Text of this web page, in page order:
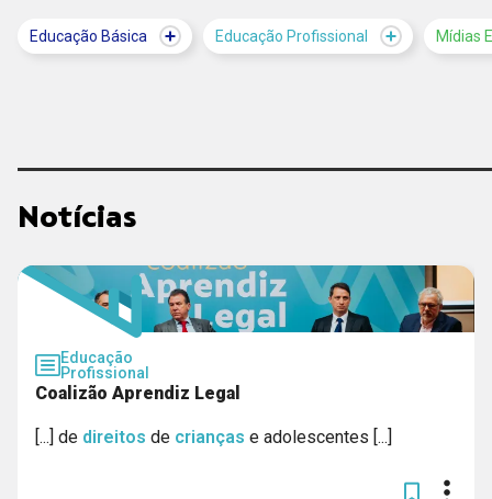
CIEE - MG
GERAR
Educação Básica Educação Profissional Mídias
Notícias
Educação
Profissional
Coalizão Aprendiz Legal
[...] de direitos de crianças e adolescentes [...]